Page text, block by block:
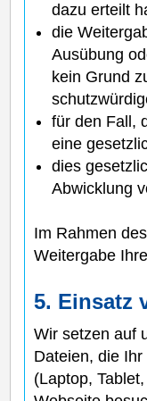
dazu erteilt
die
Ausübung
kein Grund
für den Fall,
eine
dies
Abwicklung
Im Rahmen
Weitergabe
5. Einsatz
Wir setzen auf
Dateien, die
(Laptop,